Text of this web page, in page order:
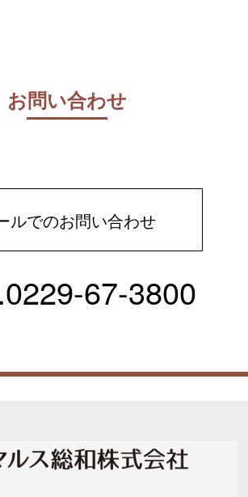
お問い合わせ
ルでのお問い合わせ
0229-67-3800